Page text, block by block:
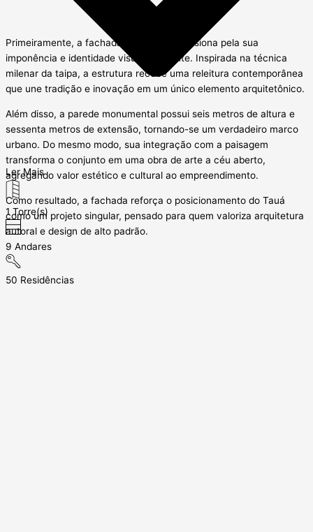
Primeiramente, a fachada do Tauá impressiona pela sua
imponência e identidade visual marcante. Inspirada na técnica
milenar da taipa, a estrutura recebe uma releitura contemporânea
que une tradição e inovação em um único elemento arquitetônico.
Além disso, a parede monumental possui seis metros de altura e
sessenta metros de extensão, tornando-se um verdadeiro marco
urbano. Do mesmo modo, sua integração com a paisagem
transforma o conjunto em uma obra de arte a céu aberto,
agregando valor estético e cultural ao empreendimento.
Como resultado, a fachada reforça o posicionamento do Tauá
como um projeto singular, pensado para quem valoriza arquitetura
autoral e design de alto padrão.
Ler Mais
1 Torre(s)
9 Andares
50 Residências